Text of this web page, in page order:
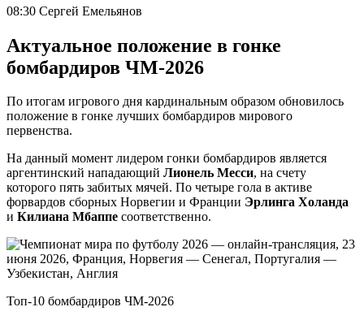
08:30 Сергей Емельянов
Актуальное положение в гонке
бомбардиров ЧМ-2026
По итогам игрового дня кардинальным образом обновилось
положение в гонке лучших бомбардиров мирового
первенства.
На данный момент лидером гонки бомбардиров является
аргентинский нападающий Лионель Месси, на счету
которого пять забитых мячей. По четыре гола в активе
форвардов сборных Норвегии и Франции Эрлинга Холанда
и Килиана Мбаппе соответственно.
Топ-10 бомбардиров ЧМ-2026